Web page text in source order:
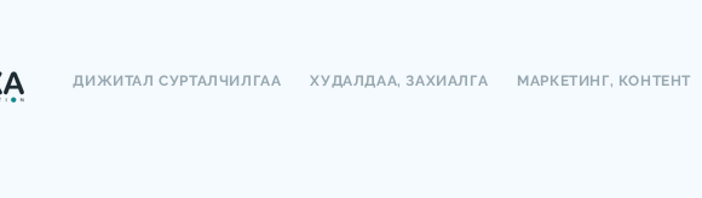
ДИЖИТАЛ СУРТАЛЧИЛГАА ХУДАЛДАА, ЗАХИАЛГА МАРКЕТИНГ, КОНТЕНТ